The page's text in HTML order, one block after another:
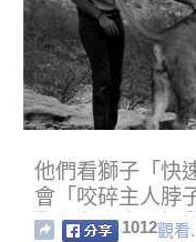
他們看獅子「快
會「咬碎主人脖
獅子和主人已經
1012觀看.